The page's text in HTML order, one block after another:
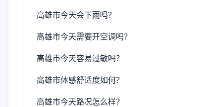
高雄市今天会下雨吗？
高雄市今天需要开空调吗？
高雄市今天容易过敏吗？
高雄市体感舒适度如何？
高雄市今天路况怎么样？